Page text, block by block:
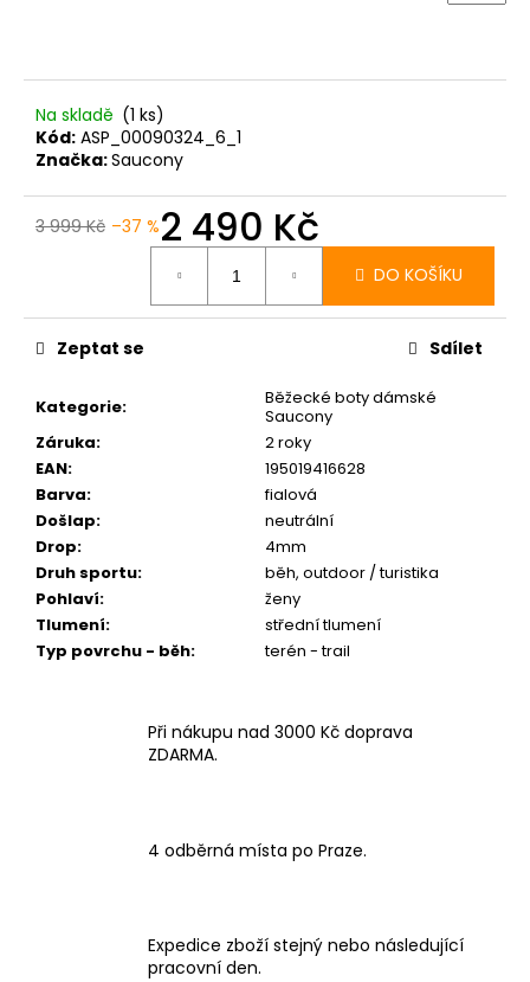
Na skladě (1 ks)
Kód: ASP_00090324_6_1
Značka:Saucony
3 999 Kč –37 %2 490 Kč
DO KOŠÍKU
Kategorie:
Běžecké boty dámské
Saucony
Záruka:
2 roky
EAN:
195019416628
Barva:
fialová
Došlap:
neutrální
Drop:
4mm
Druh sportu:
běh, outdoor / turistika
Pohlaví:
ženy
Tlumení:
střední tlumení
Typ povrchu - běh: terén - trail
Zeptat se Sdílet
Při nákupu nad 3000 Kč doprava
ZDARMA.
4 odběrná místa po Praze.
Expedice zboží stejný nebo následující
pracovní den.